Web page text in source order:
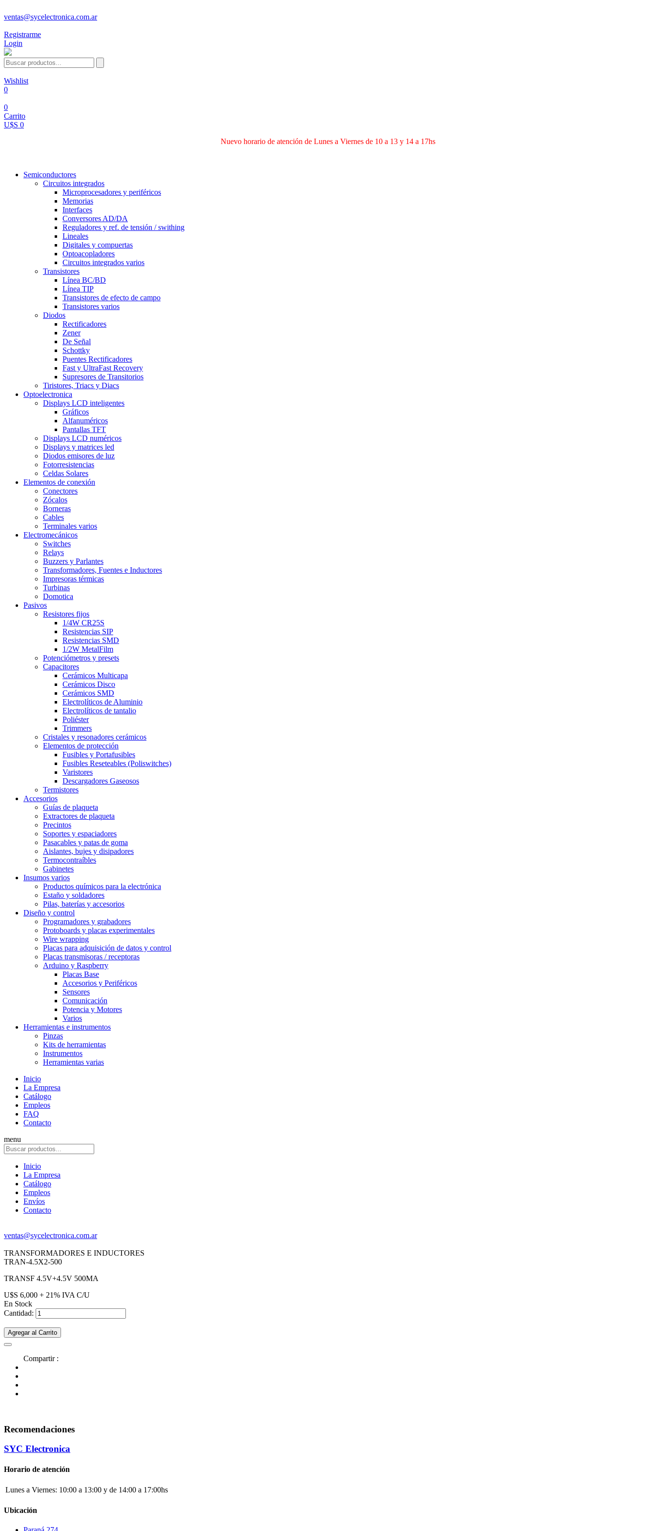
ventas@sycelectronica.com.ar
Registrarme
Login
Wishlist
0
0
Carrito
U$S 0
Nuevo horario de atención de Lunes a Viernes de 10 a 13 y 14 a 17hs
Semiconductores
Circuitos integrados
Microprocesadores y periféricos
Memorias
Interfaces
Conversores AD/DA
Reguladores y ref. de tensión / swithing
Lineales
Digitales y compuertas
Optoacopladores
Circuitos integrados varios
Transistores
Línea BC/BD
Línea TIP
Transistores de efecto de campo
Transistores varios
Diodos
Rectificadores
Zener
De Señal
Schottky
Puentes Rectificadores
Fast y UltraFast Recovery
Supresores de Transitorios
Tiristores, Triacs y Diacs
Optoelectronica
Displays LCD inteligentes
Gráficos
Alfanuméricos
Pantallas TFT
Displays LCD numéricos
Displays y matrices led
Diodos emisores de luz
Fotorresistencias
Celdas Solares
Elementos de conexión
Conectores
Zócalos
Borneras
Cables
Terminales varios
Electromecánicos
Switches
Relays
Buzzers y Parlantes
Transformadores, Fuentes e Inductores
Impresoras térmicas
Turbinas
Domotica
Pasivos
Resistores fijos
1/4W CR25S
Resistencias SIP
Resistencias SMD
1/2W MetalFilm
Potenciómetros y presets
Capacitores
Cerámicos Multicapa
Cerámicos Disco
Cerámicos SMD
Electrolíticos de Aluminio
Electrolíticos de tantalio
Poliéster
Trimmers
Cristales y resonadores cerámicos
Elementos de protección
Fusibles y Portafusibles
Fusibles Reseteables (Poliswitches)
Varistores
Descargadores Gaseosos
Termistores
Accesorios
Guías de plaqueta
Extractores de plaqueta
Precintos
Soportes y espaciadores
Pasacables y patas de goma
Aislantes, bujes y disipadores
Termocontraíbles
Gabinetes
Insumos varios
Productos químicos para la electrónica
Estaño y soldadores
Pilas, baterías y accesorios
Diseño y control
Programadores y grabadores
Protoboards y placas experimentales
Wire wrapping
Placas para adquisición de datos y control
Placas transmisoras / receptoras
Arduino y Raspberry
Placas Base
Accesorios y Periféricos
Sensores
Comunicación
Potencia y Motores
Varios
Herramientas e instrumentos
Pinzas
Kits de herramientas
Instrumentos
Herramientas varias
Inicio
La Empresa
Catálogo
Empleos
FAQ
Contacto
menu
Inicio
La Empresa
Catálogo
Empleos
Envíos
Contacto
ventas@sycelectronica.com.ar
TRANSFORMADORES E INDUCTORES
TRAN-4.5X2-500
TRANSF 4.5V+4.5V 500MA
U$S 6,000 + 21% IVA C/U
En Stock
Cantidad:
Agregar al Carrito
Compartir :
Recomendaciones
SYC Electronica
Horario de atención
Lunes a Viernes: 10:00 a 13:00 y de 14:00 a 17:00hs
Ubicación